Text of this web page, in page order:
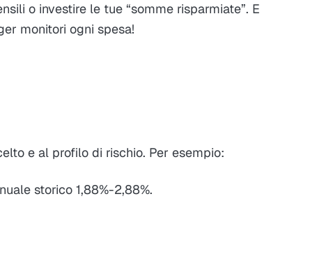
o investire le tue “somme risparmiate”. E
monitori ogni spesa!
e al profilo di rischio. Per esempio:
storico 1,88%-2,88%.